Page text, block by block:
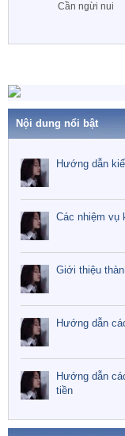
Cần ngừi nui
Nội dung nổi bật
Hướng dẫn
Các nhiệm vụ
Giới thiệu
Hướng dẫn
Hướng dẫn
tiền